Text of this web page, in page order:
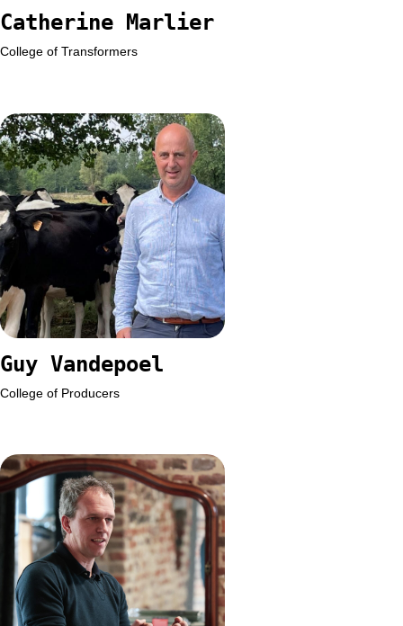
Catherine Marlier
College of Transformers
Guy Vandepoel
College of Producers